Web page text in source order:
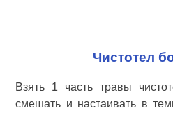
Чистотел
Взять 1 часть травы
смешать и настаивать в